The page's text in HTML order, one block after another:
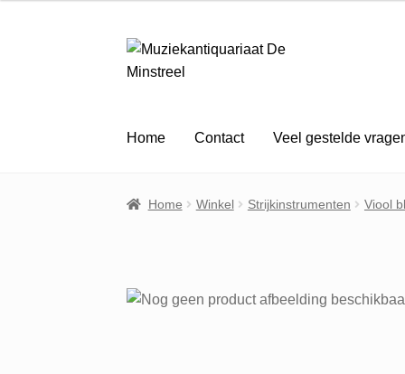
Ga
door
Ga
naar
Home
Contact Veel gestelde
Home Winkel Strijkinstrumenten Viool